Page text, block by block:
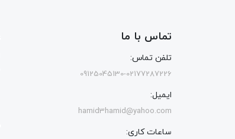
تماس با ما
تلفن تماس:
09125045130-02177287226
ایمیل:
hamid3hamid@yahoo.com
ساعات کاری: